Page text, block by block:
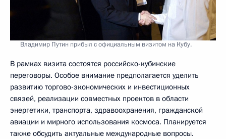
Владимир Путин прибыл с официальным визитом на Кубу.
В рамках визита состоятся российско-кубинские
переговоры. Особое внимание предполагается уделить
развитию торгово-экономических и инвестиционных
связей, реализации совместных проектов в области
энергетики, транспорта, здравоохранения, гражданской
авиации и мирного использования космоса. Планируется
также обсудить актуальные международные вопросы.